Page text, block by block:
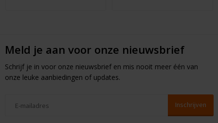
Meld je aan voor onze nieuwsbrief
Schrijf je in voor onze nieuwsbrief en mis nooit meer één van
onze leuke aanbiedingen of updates.